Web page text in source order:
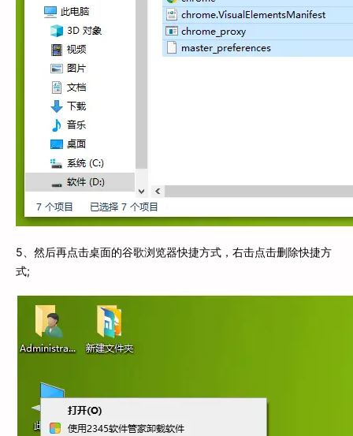
5、然后再点击桌面的谷歌浏览器快捷方式，右击点击删除快捷方
式;